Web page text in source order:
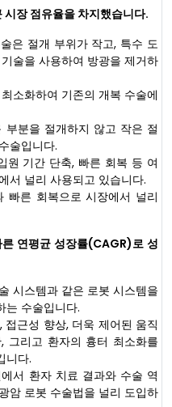
장 점유율을 차지했습니다.
은 절개 부위가 작고, 특수 도
술을 사용하여 방광을 제거하
소화하여 기존의 개복 수술에
분을 절개하지 않고 작은 절
술입니다.
원 기간 단축, 빠른 회복 등 여
서 널리 사용되고 있습니다.
빠른 회복으로 시장에서 널리
연평균 성장률(CAGR)로 성
시스템과 같은 로봇 시스템을
는 수술입니다.
근성 향상, 더욱 제어된 움직
그리고 환자의 흉터 최소화를
니다.
서 환자 치료 결과와 수술 역
암 로봇 수술법을 널리 도입하